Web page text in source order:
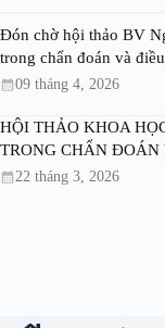
Đón chờ hội thảo BV
trong chẩn đoán và
09 tháng 4, 2026
HỘI THẢO KHOA
TRONG CHẨN
22 tháng 3, 2026